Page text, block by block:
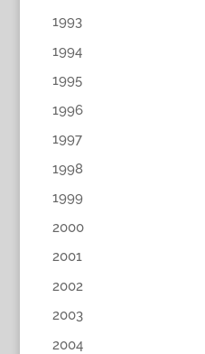
1993
1994
1995
1996
1997
1998
1999
2000
2001
2002
2003
2004